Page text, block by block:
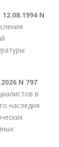
N
N 797
в
наследия